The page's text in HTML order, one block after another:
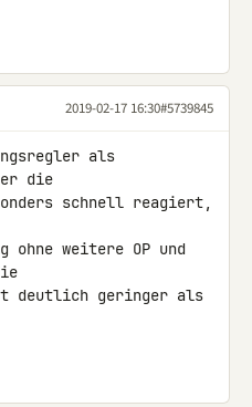
2019-02-17 16:30#5739845
als
die
schnell reagiert,
ohne weitere OP und
deutlich geringer als